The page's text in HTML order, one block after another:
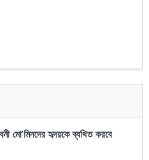
মো’মিনদের হৃদয়কে ব্যথিত করবে